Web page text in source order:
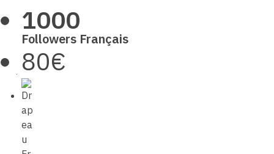
1000
Followers Français
80€